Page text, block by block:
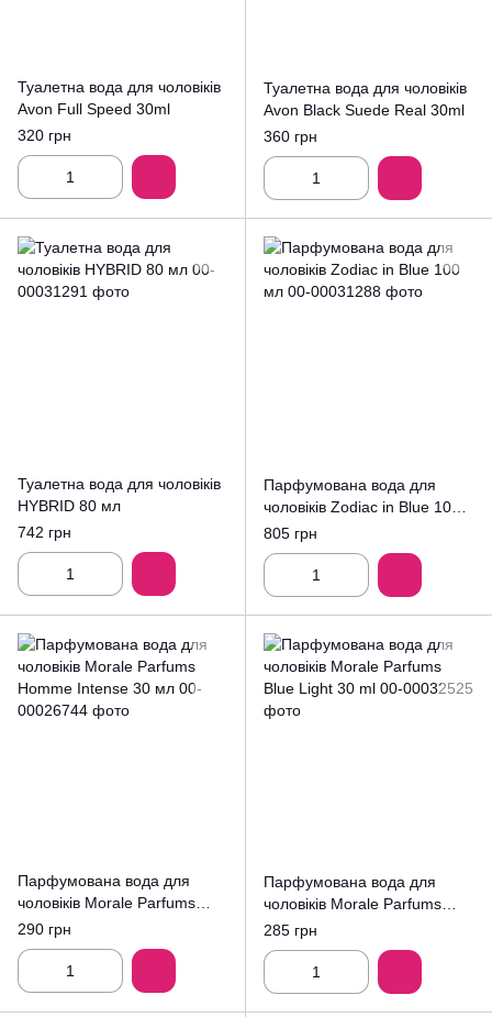
Туалетна вода для чоловіків
Avon Full Speed 30ml
320 грн
Туалетна вода для чоловіків
Avon Black Suede Real 30ml
360 грн
Туалетна вода для чоловіків
HYBRID 80 мл
742 грн
Парфумована вода для
чоловіків Zodiac in Blue 100
мл
805 грн
Парфумована вода для
чоловіків Morale Parfums
Homme Intense 30 мл
290 грн
Парфумована вода для
чоловіків Morale Parfums
Blue Light 30 ml
285 грн